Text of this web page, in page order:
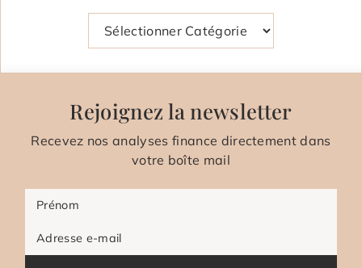
Catégories
Rejoignez la newsletter
Recevez nos analyses finance directement dans
votre boîte mail
Prénom
Adresse e-mail